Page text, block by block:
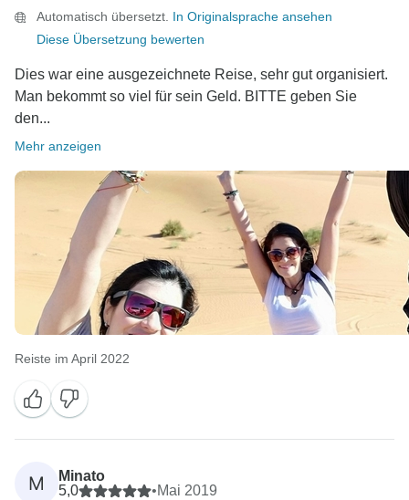
Automatisch übersetzt. In Originalsprache ansehen
Diese Übersetzung bewerten
Dies war eine ausgezeichnete Reise, sehr gut organisiert.
Man bekommt so viel für sein Geld. BITTE geben Sie
den...
Mehr anzeigen
Reiste im April 2022
M
Minato
5,0
•Mai 2019